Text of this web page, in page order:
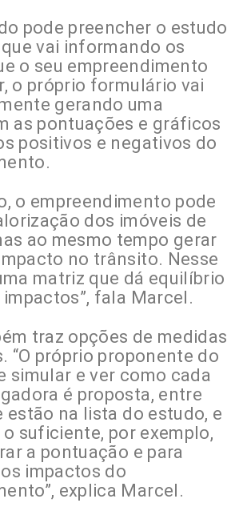
pode preencher o estudo
vai informando os
o seu empreendimento
o próprio formulário vai
gerando uma
as pontuações e gráficos
positivos e negativos do
o empreendimento pode
dos imóveis de
ao mesmo tempo gerar
no trânsito. Nesse
matriz que dá equilíbrio
fala Marcel.
traz opções de medidas
“O próprio proponente do
simular e ver como cada
é proposta, entre
estão na lista do estudo, e
suficiente, por exemplo,
a pontuação e para
impactos do
explica Marcel.